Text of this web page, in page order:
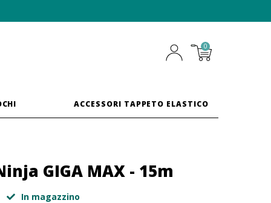
0
ACCESSORI TAPPETO ELASTICO
GIGA MAX - 15m
In magazzino